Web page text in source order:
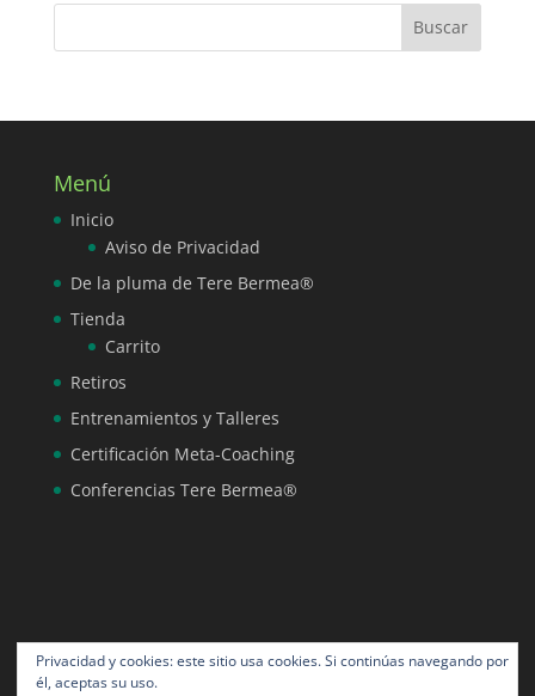
Menú
Inicio
Aviso de Privacidad
De la pluma de Tere Bermea®
Tienda
Carrito
Retiros
Entrenamientos y Talleres
Certificación Meta-Coaching
Conferencias Tere Bermea®
Privacidad y cookies: este sitio usa cookies. Si continúas navegando por
él, aceptas su uso.